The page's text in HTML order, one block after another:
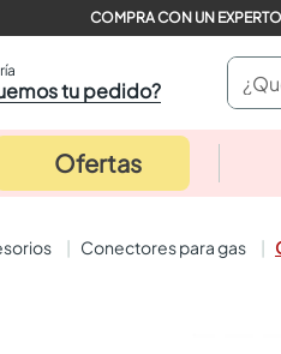
tu pedido?
¿Qué
Ofertas
conectores para gas